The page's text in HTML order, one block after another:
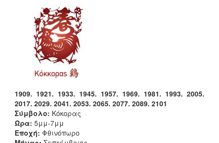
1909. 1921. 1933. 1945. 1957. 1969. 1981. 1993. 2005.
2017. 2029. 2041. 2053. 2065. 2077. 2089. 2101
Σύμβολο: Κόκορας
Ώρα: 5μμ-7μμ
Εποχή: Φθινόπωρο